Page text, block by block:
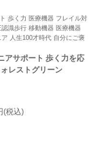
歩く力 医療機器 フレイル対
識歩行 移動機器 医療機器
人生100才時代 自分にご褒
アサポート 歩く力を応
レストグリーン
(税込)